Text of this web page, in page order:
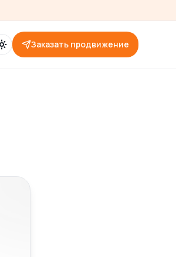
Заказать продвижение